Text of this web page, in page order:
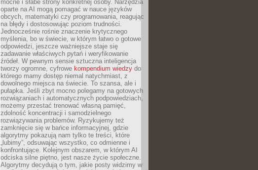
mocne i słabe strony konkretnej osoby. Narzędzia
oparte na AI mogą pomagać w nauce języków
obcych, matematyki czy programowania, reagując
na błędy i dostosowując poziom trudności.
Jednocześnie rośnie znaczenie krytycznego
myślenia, bo w świecie, w którym łatwo o gotowe
odpowiedzi, jeszcze ważniejsze staje się
zadawanie właściwych pytań i weryfikowanie
źródeł. W pewnym sensie sztuczna inteligencja
tworzy ogromne, cyfrowe kompendium wiedzy do
którego mamy dostęp niemal natychmiast, z
dowolnego miejsca na świecie. To szansa, ale i
pułapka. Jeśli zbyt mocno polegamy na gotowych
rozwiązaniach i automatycznych podpowiedziach,
możemy przestać trenować własną pamięć,
zdolność koncentracji i samodzielnego
rozwiązywania problemów. Ryzykujemy też
zamknięcie się w bańce informacyjnej, gdzie
algorytmy pokazują nam tylko te treści, które
„lubimy”, odsuwając wszystko, co odmienne i
konfrontujące. Kolejnym obszarem, w którym AI
odciska silne piętno, jest nasze życie społeczne.
Algorytmy decydują o tym, jakie posty widzimy w